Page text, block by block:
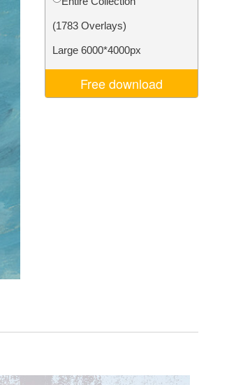
Video Editing Services
(1783 Overlays)
Large 6000*4000px
Free download